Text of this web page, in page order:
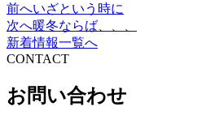
投
稿
ナ
ビ
前へいざという時に
次へ暖冬ならば、、、
新着情報一覧へ
CONTACT
お問い合わせ